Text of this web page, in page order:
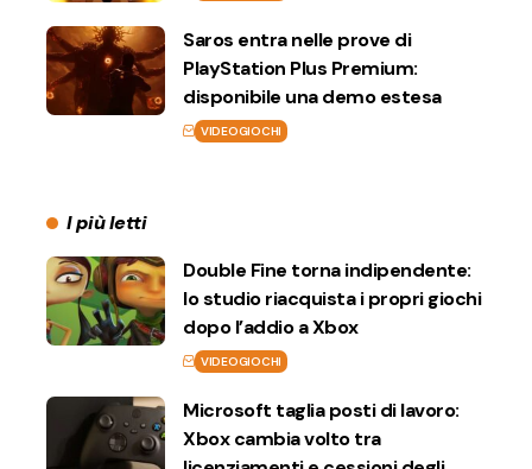
Saros entra nelle prove di
PlayStation Plus Premium:
disponibile una demo estesa
VIDEOGIOCHI
I più letti
Double Fine torna indipendente:
lo studio riacquista i propri giochi
dopo l’addio a Xbox
VIDEOGIOCHI
Microsoft taglia posti di lavoro:
Xbox cambia volto tra